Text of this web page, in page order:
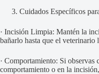
Cuidados Específicos
· Incisión Limpia: Mantén la
bañarlo hasta que el veterinario
· Comportamiento: Si observas
comportamiento o en la